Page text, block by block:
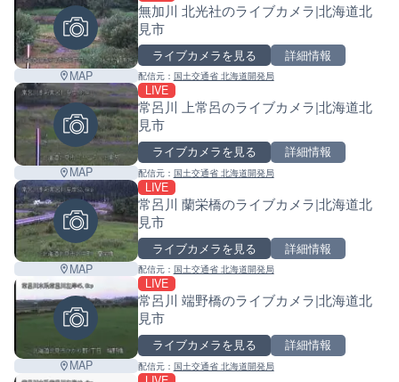
MAP
無加川 北光社のライブカメラ|北海道北
見市
ライブカメラを見る 詳細情報
配信元： 国土交通省 北海道開発局
MAP
LIVE
常呂川 上常呂のライブカメラ|北海道北
見市
ライブカメラを見る 詳細情報
配信元： 国土交通省 北海道開発局
MAP
LIVE
常呂川 蘭栄橋のライブカメラ|北海道北
見市
ライブカメラを見る 詳細情報
配信元： 国土交通省 北海道開発局
MAP
LIVE
常呂川 端野橋のライブカメラ|北海道北
見市
ライブカメラを見る 詳細情報
配信元： 国土交通省 北海道開発局